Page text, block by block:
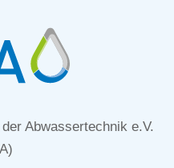
Abwassertechnik e.V.